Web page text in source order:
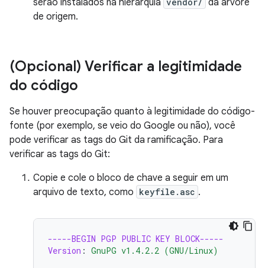
serão instalados na hierarquia
da árvore
de origem.
(Opcional) Verificar a legitimidade
do código
Se houver preocupação quanto à legitimidade do código-
fonte (por exemplo, se veio do Google ou não), você
pode verificar as tags do Git da ramificação. Para
verificar as tags do Git:
Copie e cole o bloco de chave a seguir em um
arquivo de texto, como keyfile.asc .
-----BEGIN PGP PUBLIC KEY BLOCK-----
Version : GnuPG v1.4.2.2 (GNU/Linux)